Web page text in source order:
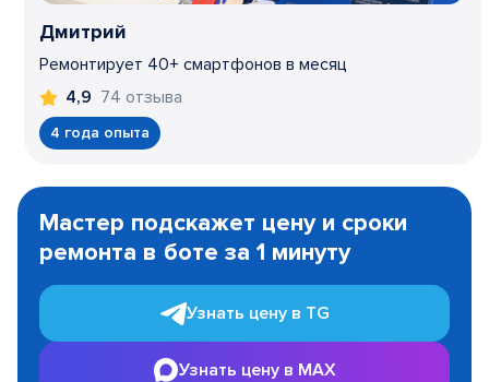
Дмитрий
Ремонтирует 40+ смартфонов в месяц
4,9 74 отзыва
4 года опыта
1
Мастер подскажет цену и сроки
ремонта в боте за 1 минуту
Узнать цену в TG
Узнать цену в MAX